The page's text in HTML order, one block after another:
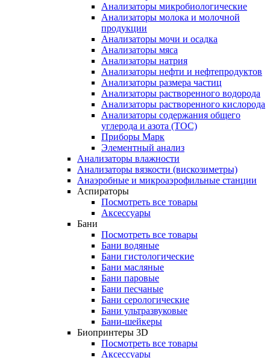
Анализаторы микробиологические
Анализаторы молока и молочной
продукции
Анализаторы мочи и осадка
Анализаторы мяса
Анализаторы натрия
Анализаторы нефти и нефтепродуктов
Анализаторы размера частиц
Анализаторы растворенного водорода
Анализаторы растворенного кислорода
Анализаторы содержания общего
углерода и азота (ТОС)
Приборы Марк
Элементный анализ
Анализаторы влажности
Анализаторы вязкости (вискозиметры)
Анаэробные и микроаэрофильные станции
Аспираторы
Посмотреть все товары
Аксессуары
Бани
Посмотреть все товары
Бани водяные
Бани гистологические
Бани масляные
Бани паровые
Бани песчаные
Бани серологические
Бани ультразвуковые
Бани-шейкеры
Биопринтеры 3D
Посмотреть все товары
Аксессуары